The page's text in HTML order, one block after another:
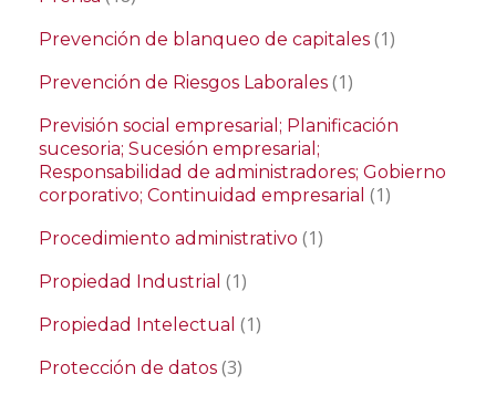
Prevención de blanqueo de capitales (1)
Prevención de Riesgos Laborales (1)
Previsión social empresarial; Planificación
sucesoria; Sucesión empresarial;
Responsabilidad de administradores; Gobierno
corporativo; Continuidad empresarial (1)
Procedimiento administrativo (1)
Propiedad Industrial (1)
Propiedad Intelectual (1)
Protección de datos (3)